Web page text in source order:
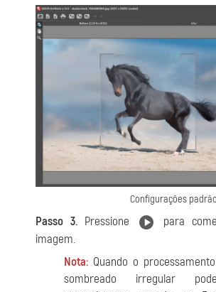
Configurações padrão
Passo 3. Pressione
para
imagem.
Nota: Quando o
sombreado irregular